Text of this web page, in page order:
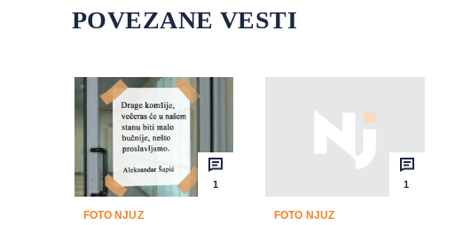
POVEZANE VESTI
1
FOTO NJUZ
1
FOTO NJUZ